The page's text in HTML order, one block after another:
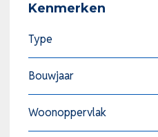
nette staat.
Lichte woonkamer met
De woonkamer voelt
grote raampartijen en de
Kenmerken
Type
Bouwjaar
Woonoppervlak